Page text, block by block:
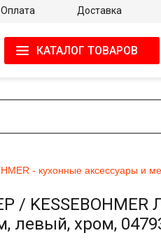
- кухонные аксессуары и
KESSEBOHMER
левый, хром,
Оплата Доставка
КАТАЛОГ ТОВАРОВ